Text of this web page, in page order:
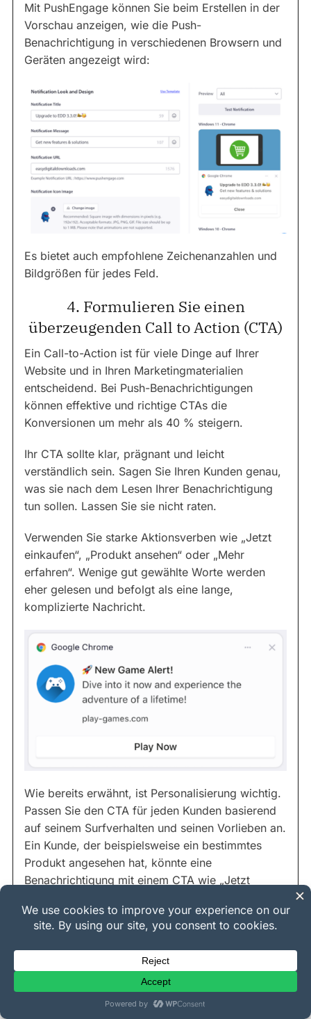
Mit PushEngage können Sie beim Erstellen in der
Vorschau anzeigen, wie die Push-
Benachrichtigung in verschiedenen Browsern und
Geräten angezeigt wird:
Es bietet auch empfohlene Zeichenanzahlen und
Bildgrößen für jedes Feld.
4. Formulieren Sie einen
überzeugenden Call to Action (CTA)
Ein Call-to-Action ist für viele Dinge auf Ihrer
Website und in Ihren Marketingmaterialien
entscheidend. Bei Push-Benachrichtigungen
können effektive und richtige CTAs die
Konversionen um mehr als 40 % steigern.
Ihr CTA sollte klar, prägnant und leicht
verständlich sein. Sagen Sie Ihren Kunden genau,
was sie nach dem Lesen Ihrer Benachrichtigung
tun sollen. Lassen Sie sie nicht raten.
Verwenden Sie starke Aktionsverben wie „Jetzt
einkaufen“, „Produkt ansehen“ oder „Mehr
erfahren“. Wenige gut gewählte Worte werden
eher gelesen und befolgt als eine lange,
komplizierte Nachricht.
Wie bereits erwähnt, ist Personalisierung wichtig.
Passen Sie den CTA für jeden Kunden basierend
auf seinem Surfverhalten und seinen Vorlieben an.
Ein Kunde, der beispielsweise ein bestimmtes
Produkt angesehen hat, könnte eine
Benachrichtigung mit einem CTA wie „Jetzt
Stellen Sie außerdem sicher, dass der CTA mit
Wenn es in der Benachrichtigung um ein neues
Produkt geht, sollte der CTA die Kunden
auffordern, mehr zu erfahren oder es zu kaufen.